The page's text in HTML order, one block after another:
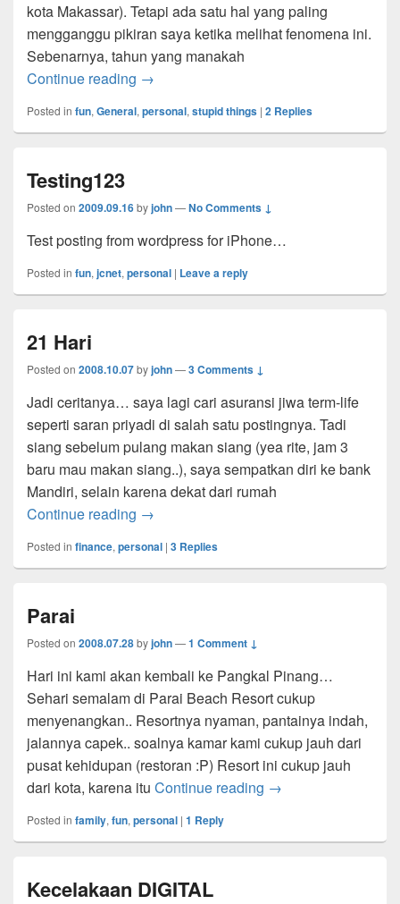
kota Makassar). Tetapi ada satu hal yang paling
mengganggu pikiran saya ketika melihat fenomena ini.
Sebenarnya, tahun yang manakah
Continue reading Alumni kapan?
→
Posted in fun, General, personal, stupid things | 2 Replies
Testing123
Posted on 2009.09.16byjohn—No Comments ↓
Test posting from wordpress for iPhone…
Posted in fun, jcnet, personal | Leave a reply
21 Hari
Posted on 2008.10.07byjohn—3 Comments ↓
Jadi ceritanya… saya lagi cari asuransi jiwa term-life
seperti saran priyadi di salah satu postingnya. Tadi
siang sebelum pulang makan siang (yea rite, jam 3
baru mau makan siang..), saya sempatkan diri ke bank
Mandiri, selain karena dekat dari rumah
Continue reading 21 Hari
→
Posted in finance, personal | 3 Replies
Parai
Posted on 2008.07.28byjohn—1 Comment ↓
Hari ini kami akan kembali ke Pangkal Pinang…
Sehari semalam di Parai Beach Resort cukup
menyenangkan.. Resortnya nyaman, pantainya indah,
jalannya capek.. soalnya kamar kami cukup jauh dari
pusat kehidupan (restoran :P) Resort ini cukup jauh
dari kota, karena itu Continue reading Parai
→
Posted in family, fun, personal | 1 Reply
Kecelakaan DIGITAL